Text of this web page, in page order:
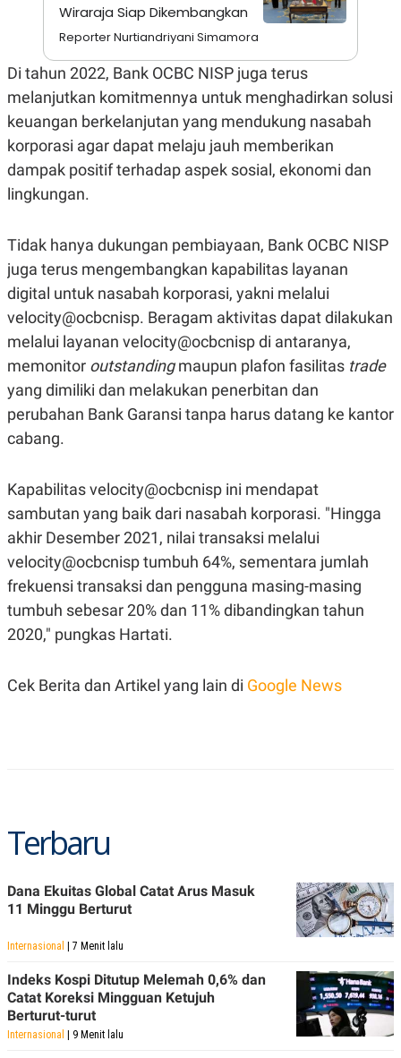
T
O
N
T
A
T
I
P
U
JARINGAN
K
O
T
A
N
A
A
D
E
P
R
S
S
R
E
E
A
S
I
L
A
N
G
G
N
A
N
T
K
I
N
E
R
A
E
M
E
S
I
K
G
E
I
A
.
I
D
Wiraraja Siap Dikembangkan
Reporter Nurtiandriyani Simamora
Di tahun 2022, Bank OCBC NISP juga terus
melanjutkan komitmennya untuk menghadirkan solusi
keuangan berkelanjutan yang mendukung nasabah
korporasi agar dapat melaju jauh memberikan
dampak positif terhadap aspek sosial, ekonomi dan
lingkungan.
Tidak hanya dukungan pembiayaan, Bank OCBC NISP
juga terus mengembangkan kapabilitas layanan
digital untuk nasabah korporasi, yakni melalui
velocity@ocbcnisp. Beragam aktivitas dapat dilakukan
melalui layanan velocity@ocbcnisp di antaranya,
memonitor outstandingmaupun plafon fasilitas trade
yang dimiliki dan melakukan penerbitan dan
perubahan Bank Garansi tanpa harus datang ke kantor
cabang.
Kapabilitas velocity@ocbcnisp ini mendapat
sambutan yang baik dari nasabah korporasi. "Hingga
akhir Desember 2021, nilai transaksi melalui
velocity@ocbcnisp tumbuh 64%, sementara jumlah
frekuensi transaksi dan pengguna masing-masing
tumbuh sebesar 20% dan 11% dibandingkan tahun
2020," pungkas Hartati.
Cek Berita dan Artikel yang lain di Google News
Terbaru
Dana Ekuitas Global Catat Arus Masuk
11 Minggu Berturut
Internasional | 7 Menit lalu
Indeks Kospi Ditutup Melemah 0,6% dan
Catat Koreksi Mingguan Ketujuh
Berturut-turut
Internasional | 9 Menit lalu